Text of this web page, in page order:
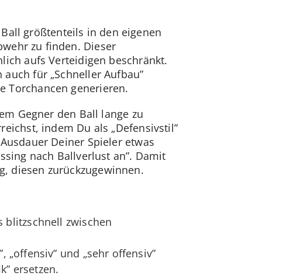
größtenteils in den eigenen
zu finden. Dieser
aufs Verteidigen beschränkt.
für „Schneller Aufbau”
Torchancen generieren.
Gegner den Ball lange zu
indem Du als „Defensivstil”
Deiner Spieler etwas
nach Ballverlust an”. Damit
diesen zurückzugewinnen.
blitzschnell zwischen
„offensiv” und „sehr offensiv”
ersetzen.